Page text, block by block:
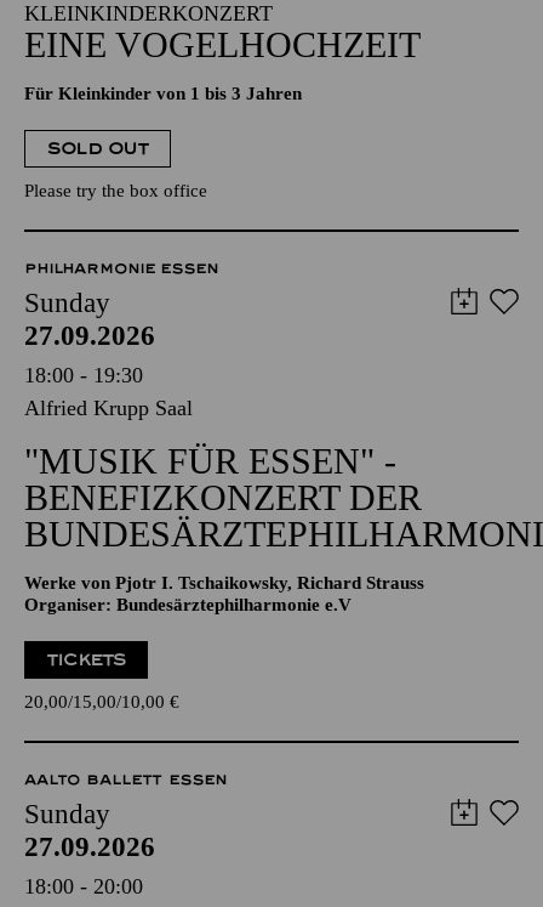
KLEINKINDERKONZERT
EINE VOGELHOCHZEIT
Für Kleinkinder von 1 bis 3 Jahren
SOLD OUT
Please try the box office
PHILHARMONIE ESSEN
Sunday
27.09.2026
18:00 - 19:30
Alfried Krupp Saal
"MUSIK FÜR ESSEN" -
BENEFIZKONZERT DER
Werke von Pjotr I. Tschaikowsky, Richard Strauss
Organiser: Bundesärztephilharmonie e.V
TICKETS
20,00 15,00 10,00 €
AALTO BALLETT ESSEN
Sunday
27.09.2026
18:00 - 20:00